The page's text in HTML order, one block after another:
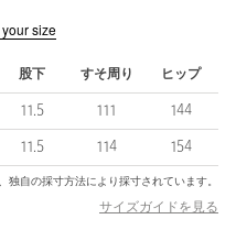
春夏らしいドライタッチな
アルムードから、シャツブ
性。
ックス、ブーツと幅広くお
ツとの3ピースでの着用もおす
size
股下 すそ周り ヒップ
11.5 111 144
11.5 114 154
独自の採寸方法により採寸されています。
サイズガイドを見る